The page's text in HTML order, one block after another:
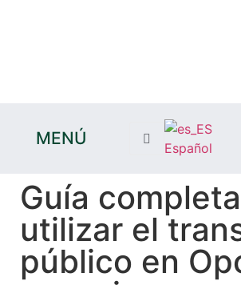
MENÚ Español
Guía
utilizar el
público en